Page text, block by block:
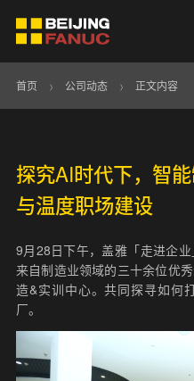
首页 > 公司动态 > 正文内容
探究AI时代下，智
与温度职场建设
9月28日下午，盖雅「走进企业
来自制造业领域的三十余位优
造&实训中心。共同探寻如何
厂。